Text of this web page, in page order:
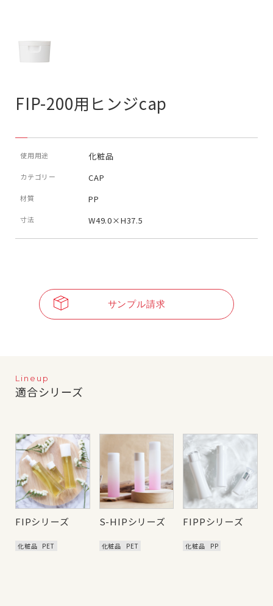
FIP-200用ヒンジcap
使用用途 化粧品
カテゴリー CAP
材質 PP
寸法 W49.0×H37.5
サンプル請求
Lineup
適合シリーズ
FIPシリーズ
化粧品 PET
S-HIPシリーズ
化粧品 PET
FIPPシリーズ
化粧品 PP